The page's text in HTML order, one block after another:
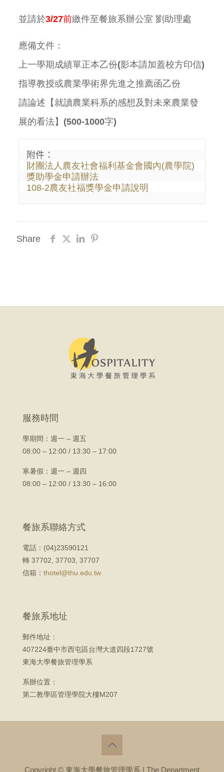
並請於3/27前繳件至餐旅系辦公室 劉助理處
應備文件：
上一學期成績單正本乙份(影本請加蓋校方印信)
指導教授或農業學術界先進之推薦函乙份
請論述【就讀農業科系的感想及對未來農業發
展的看法】(500-1000字)
財團法人農友社會福利基金會國內(農學院)
獎助學金申請辦法
108-2農友社福獎學金申請說明
Share
服務時間
學期間： 週一 – 週五
08:00 – 12:00 / 13:30 – 17:00
寒暑假：週一 – 週四
08:00 – 12:00 / 13:30 – 16:00
餐旅系聯絡方式
電話：(04)23590121
轉 37702, 37703, 37707
信箱： thotel@thu.edu.tw
餐旅系地址
郵件地址：
407224臺中市西屯區台灣大道四段1727號
東海大學餐旅管理學系
系辦位置：
第二教學區管理學院大樓M207
Copyright © 東海大學餐旅管理學系 | The Department